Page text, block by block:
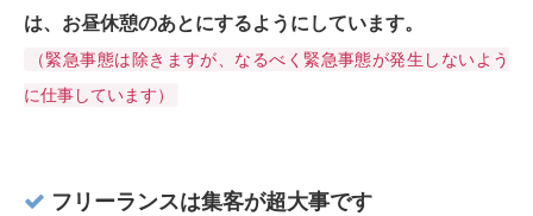
は、お昼休憩のあとにするようにしています。
（緊急事態は除きますが、なるべく緊急事態が発生しないよう
に仕事しています）
フリーランスは集客が超大事です